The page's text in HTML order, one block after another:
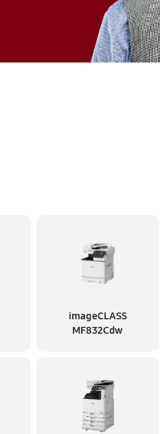
imageCLASS
MF832Cdw